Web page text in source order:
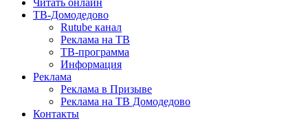
Читать онлайн
ТВ-Домодедово
Rutube канал
Реклама на ТВ
ТВ-программа
Информация
Реклама
Реклама в Призыве
Реклама на ТВ Домодедово
Контакты